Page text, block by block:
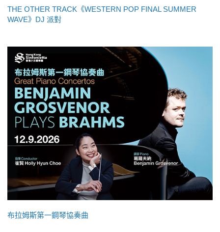
THE OTHER TRACK《WESTERN POP FINAL SUMMER
WAVE》DJ 派對
布拉姆斯第一鋼琴協奏曲